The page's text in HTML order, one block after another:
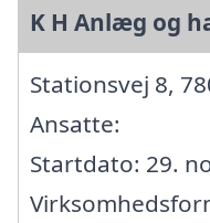
K H Anlæg og
Stationsvej 8,
Ansatte:
Startdato: 29.